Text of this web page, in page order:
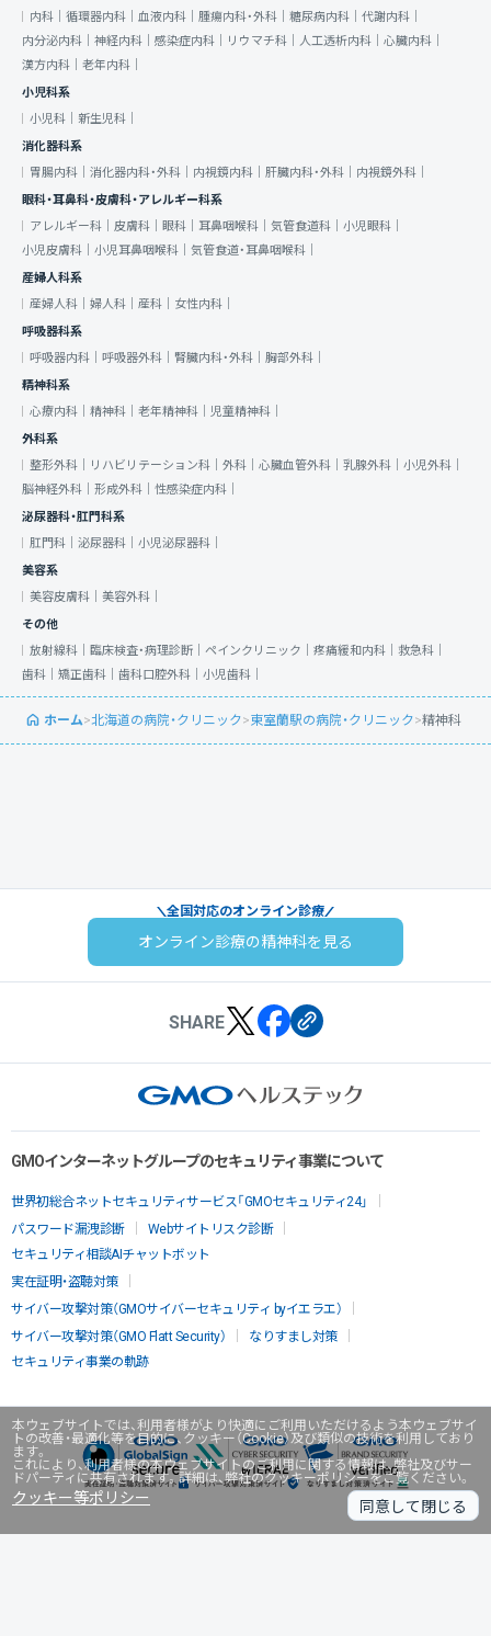
本ウェブサイトでは、利用者様がより快適にご利用いただけるよう本ウェブサイ
トの改善・最適化等を目的に、クッキー（Cookie）及び類似の技術を利用しており
ます。
これにより、利用者様の本ウェブサイトのご利用に関する情報は、弊社及びサー
ドパーティに共有されます。詳細は、弊社のクッキーポリシーをご覧ください。
クッキー等ポリシー 同意して閉じる
内科｜ 循環器内科｜ 血液内科｜ 腫瘍内科・外科｜ 糖尿病内科｜ 代謝内科｜
内分泌内科｜ 神経内科｜ 感染症内科｜ リウマチ科｜ 人工透析内科｜ 心臓内科｜
漢方内科｜ 老年内科｜
小児科系
小児科｜ 新生児科｜
消化器科系
胃腸内科｜ 消化器内科・外科｜ 内視鏡内科｜ 肝臓内科・外科｜ 内視鏡外科｜
眼科・耳鼻科・皮膚科・アレルギー科系
アレルギー科｜ 皮膚科｜ 眼科｜ 耳鼻咽喉科｜ 気管食道科｜ 小児眼科｜
小児皮膚科｜ 小児耳鼻咽喉科｜ 気管食道・耳鼻咽喉科｜
産婦人科系
産婦人科｜ 婦人科｜ 産科｜ 女性内科｜
呼吸器科系
呼吸器内科｜ 呼吸器外科｜ 腎臓内科・外科｜ 胸部外科｜
精神科系
心療内科｜ 精神科｜ 老年精神科｜ 児童精神科｜
外科系
整形外科｜
リハビリテーション科｜ 外科｜ 心臓血管外科｜ 乳腺外科｜ 小児外科｜
脳神経外科｜ 形成外科｜ 性感染症内科｜
泌尿器科・肛門科系
肛門科｜ 泌尿器科｜ 小児泌尿器科｜
美容系
美容皮膚科｜ 美容外科｜
その他
放射線科｜ 臨床検査・病理診断｜ ペインクリニック｜ 疼痛緩和内科｜ 救急科｜
歯科｜ 矯正歯科｜ 歯科口腔外科｜ 小児歯科｜
ホーム>北海道の病院・クリニック>東室蘭駅の病院・クリニック>精神科
全国対応のオンライン診療
オンライン診療の精神科を見る
SHARE
GMOインターネットグループのセキュリティ事業について
世界初総合ネットセキュリティサービス「GMOセキュリティ24」
パスワード漏洩診断
Webサイトリスク診断
セキュリティ相談AIチャットボット
実在証明・盗聴対策
サイバー攻撃対策（GMOサイバーセキュリティ byイエラエ）
サイバー攻撃対策（GMO Flatt Security）
なりすまし対策
セキュリティ事業の軌跡